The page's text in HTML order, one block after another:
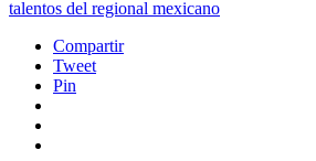
talentos del regional mexicano
Compartir
Tweet
Pin